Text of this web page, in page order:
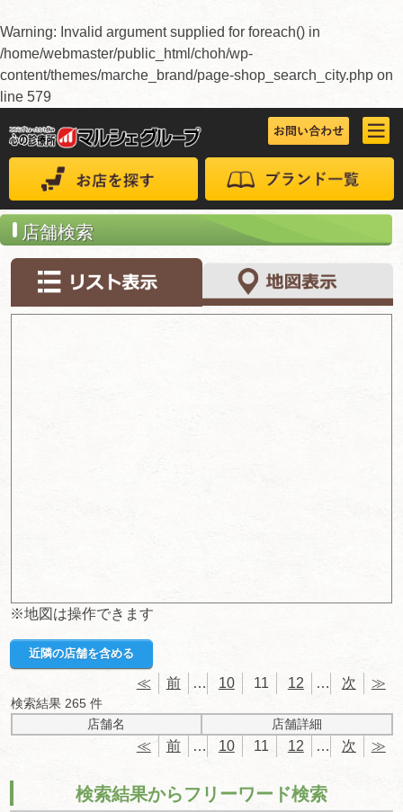
Warning: Invalid argument supplied for foreach() in
/home/webmaster/public_html/choh/wp-
content/themes/marche_brand/page-shop_search_city.php on
line 579
店舗検索
※地図は操作できます
近隣の店舗を含める
≪ 前 … 10 11 12 … 次 ≫
検索結果 265件
店舗名
店舗詳細
≪ 前 … 10 11 12 … 次 ≫
検索結果からフリーワード検索